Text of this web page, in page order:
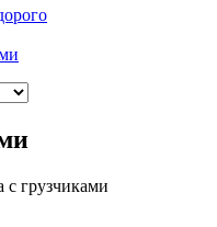
с грузчиками